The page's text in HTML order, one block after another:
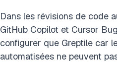
Dans les révisions de code
GitHub Copilot et Cursor
configurer que Greptile car
automatisées ne peuvent